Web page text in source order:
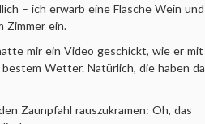
– ich erwarb eine Flasche Wein und
Zimmer ein.
mir ein Video geschickt, wie er mit
Wetter. Natürlich, die haben da
Zaunpfahl rauszukramen: Oh, das